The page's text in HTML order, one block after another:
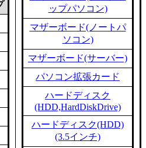
ップパソコン)
マザーボード(ノートパ
ソコン)
マザーボード(サーバー)
パソコン拡張カード
ハードディスク
(HDD,HardDiskDrive)
ハードディスク(HDD)
(3.5インチ)